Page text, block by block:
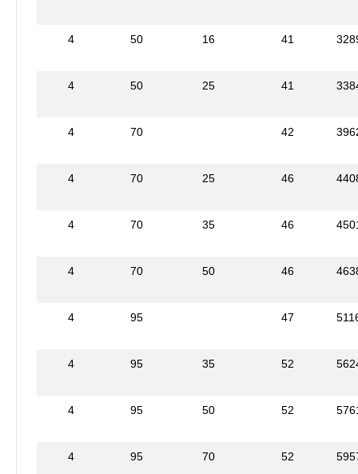
4 50 16 41
4 50 25 41
4 70 42
4 70 25 46
4 70 35 46
4 70 50 46
4 95 47
4 95 35 52
4 95 50 52
4 95 70 52